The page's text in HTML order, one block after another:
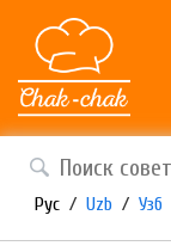
Рус / Uzb / Узб